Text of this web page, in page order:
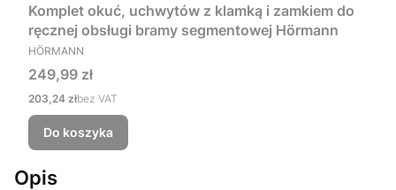
Komplet okuć, uchwytów z klamką i zamkiem do
ręcznej obsługi bramy segmentowej Hörmann
PRODUCENT
HÖRMANN
Cena
249,99 zł
Cena
203,24 złbez VAT
Do koszyka
Opis